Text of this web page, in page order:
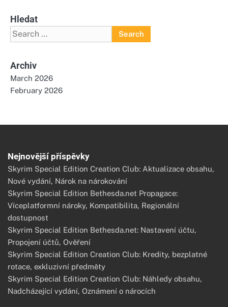
Hledat
Search
for:
Archiv
March 2026
February 2026
Nejnovější příspěvky
Skyrim Special Edition Creation Club: Aktualizace obsahu,
Nové vydání, Nárok na nárokování
Skyrim Special Edition Bethesda.net Propagace:
Víceplatformní nároky, Kompatibilita, Regionální
dostupnost
Skyrim Special Edition Bethesda.net: Nastavení účtu,
Propojení účtů, Ověření
Skyrim Special Edition Creation Club: Kredity, bezplatné
rotace, exkluzivní předměty
Skyrim Special Edition Creation Club: Náhledy obsahu,
Nadcházející vydání, Oznámení o nárocích